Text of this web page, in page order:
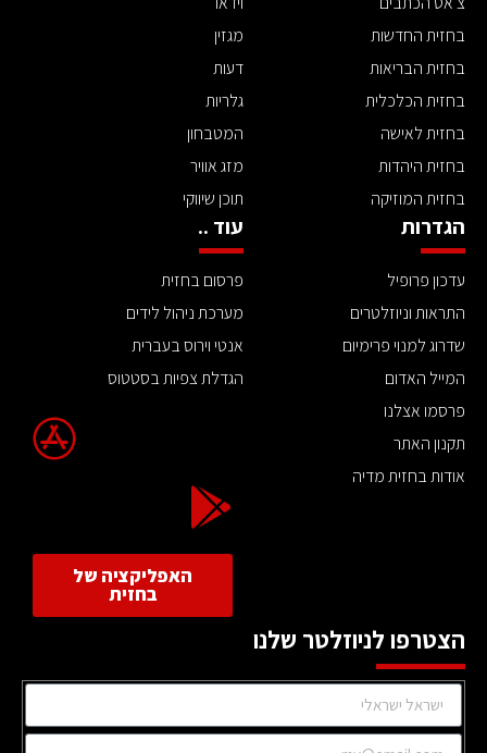
בחזית החדשות
בחזית הבריאות
בחזית הכלכלית
בחזית לאישה
בחזית היהדות
בחזית המוזיקה
מגזין
דעות
גלריות
המטבחון
מזג אוויר
תוכן שיווקי
הגדרות
עדכון פרופיל
התראות וניוזלטרים
שדרוג למנוי פרימיום
המייל האדום
פרסמו אצלנו
תקנון האתר
אודות בחזית מדיה
עוד ..
פרסום בחזית
מערכת ניהול לידים
אנטי וירוס בעברית
הגדלת צפיות בסטטוס
האפליקציה של
בחזית
הצטרפו לניוזלטר שלנו